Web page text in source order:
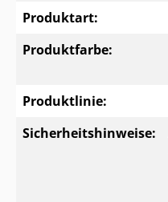
Produktart:
Produktfarbe:
Produktlinie:
Sicherheitshinweise: